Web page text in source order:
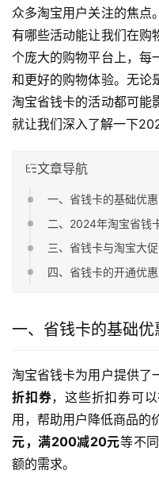
众多淘宝用户关注的焦点
有哪些活动能让我们在购
个庞大的购物平台上，每
和更好的购物体验。无论
淘宝省钱卡的活动都可能
就让我们深入了解一下
文章导航
一、省钱卡的基础优
二、2024年淘宝省钱
三、省钱卡与淘宝大
四、省钱卡的开通优
一、省钱卡的基础优
淘宝省钱卡为用户提供了
折扣券，这些折扣券可
用，帮助用户降低商品的
元，满200减20元等不
额的需求。